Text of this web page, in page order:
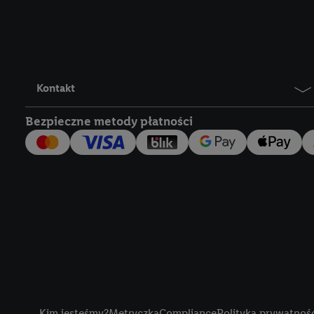
Kontakt
Bezpieczne metody płatności
Lidl Plus, możemy
wymienionych
następnie
użytkownika w
my i jeden z innych
Użytkownik upoważnia
usługach Lidl. Utiq
tak, Utiq udostępni
numeru
wykorzystany do
szczególności
obsługiwanych przez
korzystanie z
lub